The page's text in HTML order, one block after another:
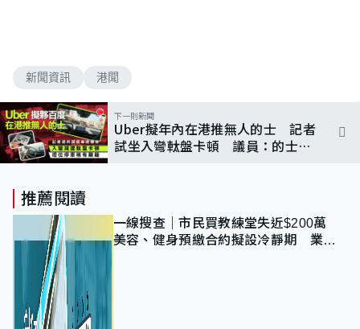
新聞資訊 港聞
下一則新聞
Uber擬年內在港推無人的士 記者
試坐入彎軚盤卡頓 議員：的士牌
推薦閱讀
一線搜查｜市民買教練堂失近$200萬
美容、健身預繳合約擬設冷靜期 業界